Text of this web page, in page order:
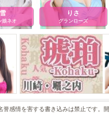
娘ネオ
りさ
グランローズ
る書き込みは禁止です。開示請求の